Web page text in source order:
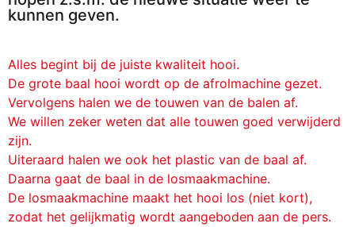
kunnen geven.
Alles begint bij de juiste kwaliteit hooi.
De grote baal hooi wordt op de afrolmachine gezet.
Vervolgens halen we de touwen van de balen af.
We willen zeker weten dat alle touwen goed verwijderd
zijn.
Uiteraard halen we ook het plastic van de baal af.
Daarna gaat de baal in de losmaakmachine.
De losmaakmachine maakt het hooi los (niet kort),
zodat het gelijkmatig wordt aangeboden aan de pers.